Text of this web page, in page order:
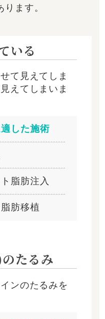
ます。
いる
て見えてしま
えてしまいま
した施術
脂肪注入
肪移植
たるみ
ンのたるみを